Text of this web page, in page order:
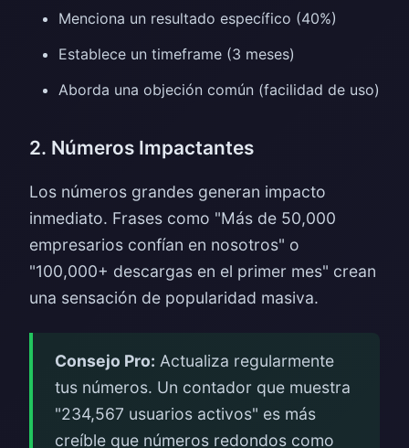
Menciona un resultado específico (40%)
Establece un timeframe (3 meses)
Aborda una objeción común (facilidad de uso)
2. Números Impactantes
Los números grandes generan impacto
inmediato. Frases como "Más de 50,000
empresarios confían en nosotros" o
"100,000+ descargas en el primer mes" crean
una sensación de popularidad masiva.
Consejo Pro: Actualiza regularmente
tus números. Un contador que muestra
"234,567 usuarios activos" es más
creíble que números redondos como